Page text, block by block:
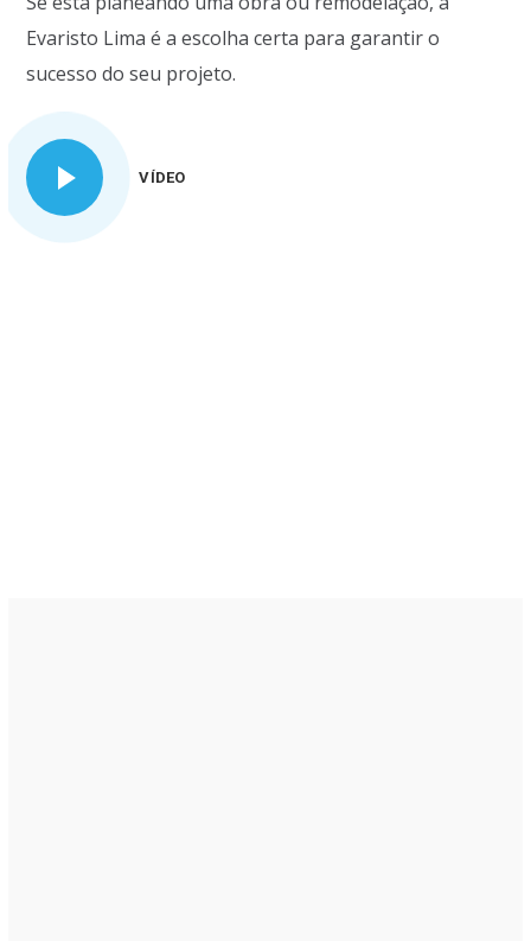
Evaristo Lima é a escolha certa para garantir o
sucesso do seu projeto.
VÍDEO